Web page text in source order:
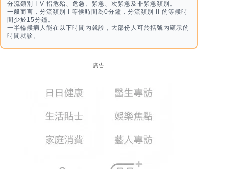
分流類別 I-V 指危殆、危急、緊急、次緊急及非緊急類別。
一般而言，分流類別 I 等候時間為0分鐘，分流類別 II 的等候時
間少於15分鐘。
一半輪候病人能在以下時間內就診，大部份人可於括號內顯示的
時間就診。
廣告